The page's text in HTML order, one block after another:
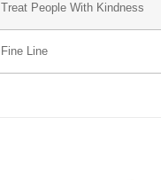
Treat People With Kindness
Fine Line